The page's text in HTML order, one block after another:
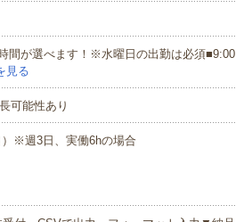
が選べます！※水曜日の出勤は必須■9:00
見る
可能性あり
※週3日、実働6hの場合